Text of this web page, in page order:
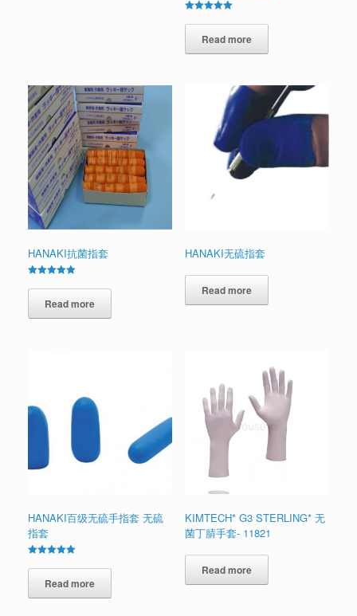
5.00
out of 5Read more
HANAKI抗菌指套
5.00
out of 5Read more
HANAKI无硫指套
Read more
HANAKI百级无硫手指套 无硫
指套
5.00
out of 5Read more
KIMTECH* G3 STERLING* 无
菌丁腈手套- 11821
Read more